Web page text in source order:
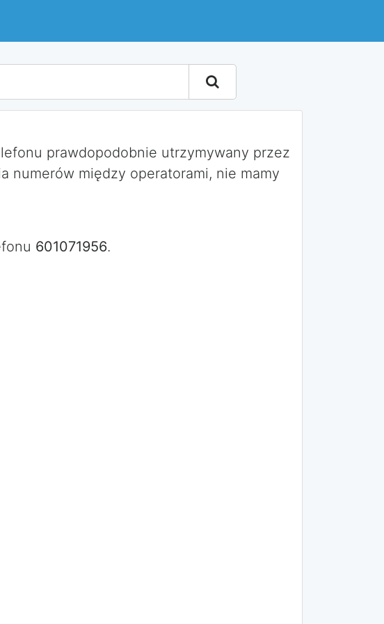
prawdopodobnie utrzymywany przez
numerów między operatorami, nie mamy
601071956.